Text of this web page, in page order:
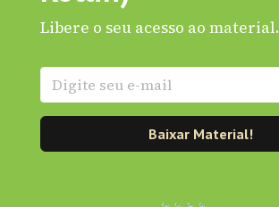
Libere o seu acesso ao material.
Baixar Material!